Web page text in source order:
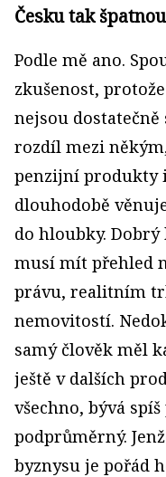
Česku tak
Podle mě ano.
zkušenost,
nejsou dostatečně
rozdíl mezi
penzijní produkty
dlouhodobě
do hloubky.
musí mít přehled
právu, realitním
nemovitostí.
samý člověk měl
ještě v dalších
všechno, bývá
podprůměrný.
byznysu je pořád